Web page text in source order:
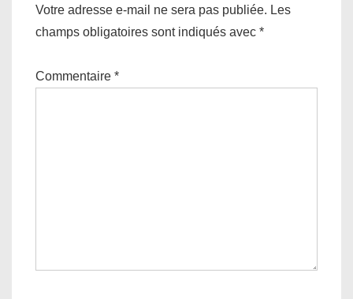
Votre adresse e-mail ne sera pas publiée. Les
champs obligatoires sont indiqués avec *
Commentaire *